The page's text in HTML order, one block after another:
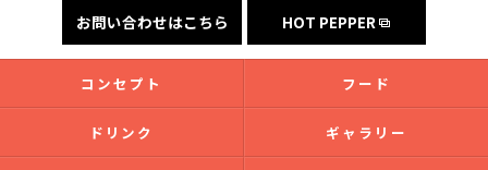
お問い合わせはこちら HOT PEPPER
コンセプト フード
ドリンク ギャラリー